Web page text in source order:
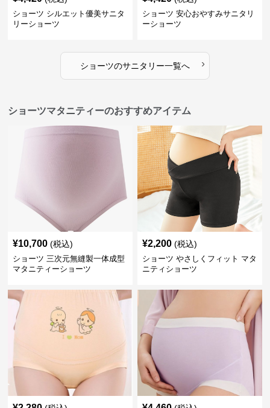
ショーツ シルエット優美サニタ
リーショーツ
ショーツ 安心おやすみサニタリ
ーショーツ
ショーツのサニタリー一覧へ ›
ショーツマタニティーのおすすめアイテム
¥10,700 (税込)
ショーツ 三次元無縫製一体成型
マタニティーショーツ
¥2,200 (税込)
ショーツ やさしくフィット マタ
ニティショーツ